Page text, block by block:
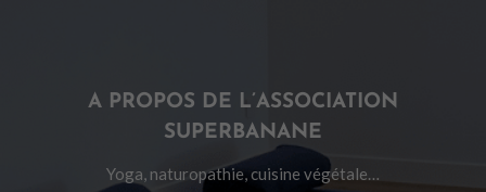
A PROPOS DE L’ASSOCIATION
SUPERBANANE
Yoga, naturopathie, cuisine végétale…